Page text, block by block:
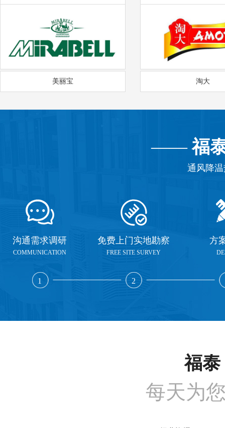
美丽宝 淘大
——福
通风降
沟通需求调研
COMMUNICATION
1
免费上门实地勘察
FREE SITE SURVEY
2
方
福泰
每天为